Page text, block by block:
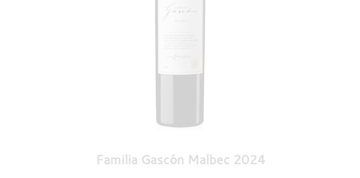
Familia Gascón Malbec 2024